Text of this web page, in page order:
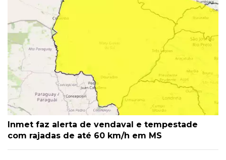
Inmet faz alerta de vendaval e tempestade
com rajadas de até 60 km/h em MS